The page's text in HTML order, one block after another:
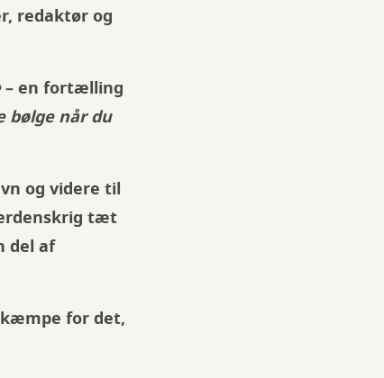
redaktør og
– en fortælling
bølge når du
og videre til
tæt
del af
for det,